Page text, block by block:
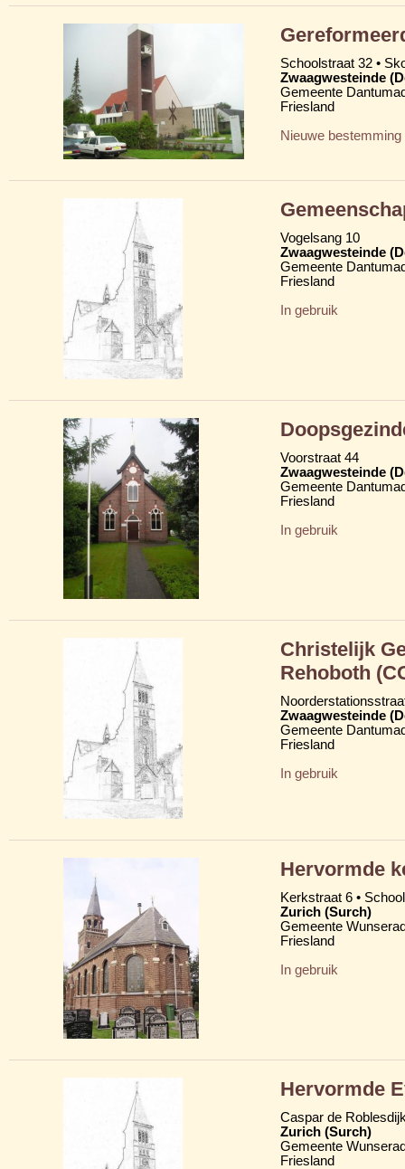
Schoolstraat 32 •
Zwaagwesteinde
Gemeente
Friesland
Nieuwe bestemming
Vogelsang 10
Zwaagwesteinde
Gemeente
Friesland
In gebruik
Voorstraat 44
Zwaagwesteinde
Gemeente
Friesland
In gebruik
Christelijk
Rehoboth
Zwaagwesteinde
Gemeente
Friesland
In gebruik
Hervormde
Kerkstraat 6 •
Zurich (Surch)
Gemeente
Friesland
In gebruik
Hervormde
Caspar de
Zurich (Surch)
Gemeente
Friesland